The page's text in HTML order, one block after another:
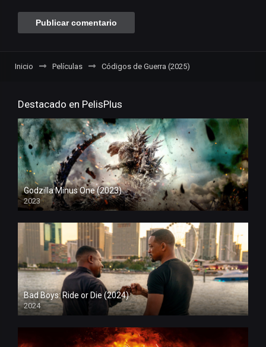
Inicio Películas Códigos de Guerra (2025)
Destacado en PelisPlus
Godzilla Minus One (2023)
2023
Bad Boys: Ride or Die (2024)
2024